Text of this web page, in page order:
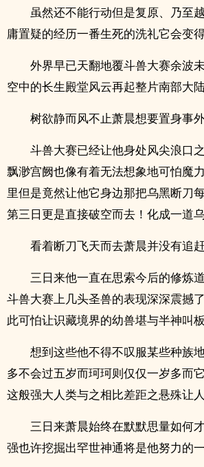
虽然还不能行动但是复原、乃至
庸置疑的经历一番生死的洗礼它会变
外界早已天翻地覆斗兽大赛余波
空中的长生殿堂风云再起整片南部大
树欲静而风不止萧晨想要置身事
斗兽大赛已经让他身处风尖浪口
飘渺宫阙也像有着无法想象地可怕魔
里但是竟然让他它身边那把乌黑断刀
第三日更是直接破空而去！化成一道
看着断刀飞天而去萧晨并没有追赶
三日来他一直在思索今后的修炼
斗兽大赛上几头圣兽的表现深深震撼
此可怕让识藏境界的幼兽堪与半神叫板
想到这些他不得不叹服某些种族
多不会过五岁而珂珂则仅仅一岁多而
这般强大人类与之相比差距之悬殊让人
三日来萧晨始终在默默思量如何
强也许挖掘出罕世神通将是他努力的一